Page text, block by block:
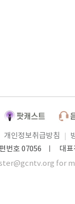
개인정보취급방침
편번호 07056 ㅣ 대
for